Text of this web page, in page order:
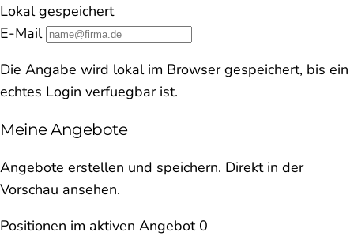
Lokal gespeichert
E-Mail
Die Angabe wird lokal im Browser gespeichert, bis ein
echtes Login verfuegbar ist.
Meine Angebote
Angebote erstellen und speichern. Direkt in der
Vorschau ansehen.
Positionen im aktiven Angebot 0